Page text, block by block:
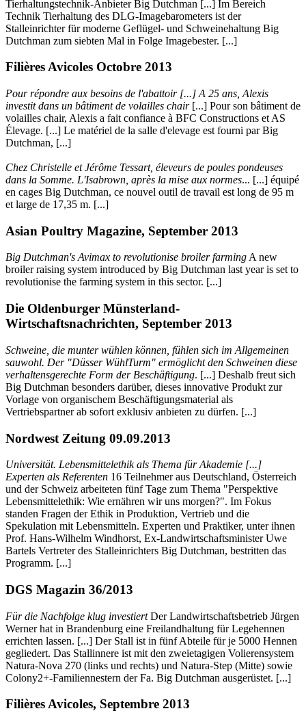
Tierhaltungstechnik-Anbieter Big Dutchman [...] Im Bereich
Technik Tierhaltung des DLG-Imagebarometers ist der
Stalleinrichter für moderne Geflügel- und Schweinehaltung Big
Dutchman zum siebten Mal in Folge Imagebester. [...]
Filières Avicoles Octobre 2013
Pour répondre aux besoins de l'abattoir [...] A 25 ans, Alexis
investit dans un bâtiment de volailles chair[...] Pour son bâtiment de
volailles chair, Alexis a fait confiance à BFC Constructions et AS
Élevage. [...] Le matériel de la salle d'elevage est fourni par Big
Dutchman, [...]
Chez Christelle et Jérôme Tessart, éleveurs de poules pondeuses
dans la Somme. L'Isabrown, après la mise aux normes... [...] équipé
en cages Big Dutchman, ce nouvel outil de travail est long de 95 m
et large de 17,35 m. [...]
Asian Poultry Magazine, September 2013
Big Dutchman's Avimax to revolutionise broiler farmingA new
broiler raising system introduced by Big Dutchman last year is set to
revolutionise the farming system in this sector. [...]
Die Oldenburger Münsterland-
Wirtschaftsnachrichten, September 2013
Schweine, die munter wühlen können, fühlen sich im Allgemeinen
sauwohl. Der "Düsser WühlTurm" ermöglicht den Schweinen diese
verhaltensgerechte Form der Beschäftigung. [...] Deshalb freut sich
Big Dutchman besonders darüber, dieses innovative Produkt zur
Vorlage von organischem Beschäftigungsmaterial als
Vertriebspartner ab sofort exklusiv anbieten zu dürfen. [...]
Nordwest Zeitung 09.09.2013
Universität. Lebensmittelethik als Thema für Akademie [...]
Experten als Referenten 16 Teilnehmer aus Deutschland, Österreich
und der Schweiz arbeiteten fünf Tage zum Thema "Perspektive
Lebensmittelethik: Wie ernähren wir uns morgen?". Im Fokus
standen Fragen der Ethik in Produktion, Vertrieb und die
Spekulation mit Lebensmitteln. Experten und Praktiker, unter ihnen
Prof. Hans-Wilhelm Windhorst, Ex-Landwirtschaftsminister Uwe
Bartels Vertreter des Stalleinrichters Big Dutchman, bestritten das
Programm. [...]
DGS Magazin 36/2013
Für die Nachfolge klug investiertDer Landwirtschaftsbetrieb Jürgen
Werner hat in Brandenburg eine Freilandhaltung für Legehennen
errichten lassen. [...] Der Stall ist in fünf Abteile für je 5000 Hennen
gegliedert. Das Stallinnere ist mit den zweietagigen Volierensystem
Natura-Nova 270 (links und rechts) und Natura-Step (Mitte) sowie
Colony2+-Familiennestern der Fa. Big Dutchman ausgerüstet. [...]
Filières Avicoles, Septembre 2013